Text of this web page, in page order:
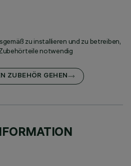
zu installieren und zu betreiben,
notwendig
ZUBEHÖR GEHEN